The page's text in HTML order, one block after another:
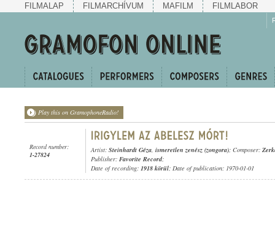
FILMALAP FILMARCHÍVUM MAFILM FILMLABOR
Play this on GramophoneRadio!
Record number:
1-27824
Artist: Steinhardt Géza, ismeretlen zenész (zongora); Composer:
Publisher: Favorite Record;
Date of recording: 1918 körül; Date of publication: 1970-01-01